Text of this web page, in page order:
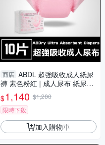
商店 ABDL 超強吸收成人紙尿
褲 素色粉紅 | 成人尿布 紙尿布
LittleForBig ABDry
$1,140 $1,200
限時下殺
加入購物車